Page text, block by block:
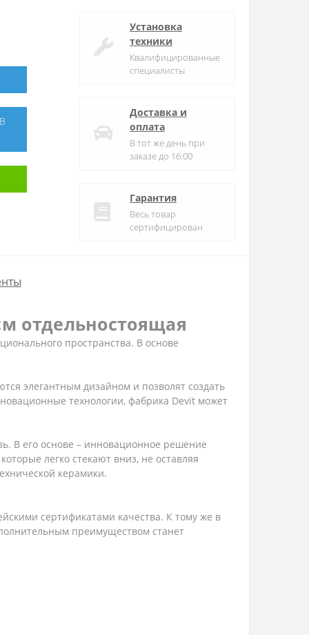
Установка
техники
Квалифицированные
специалисты
Доставка и
оплата
В тот же день при
заказе до 16:00
Гарантия
Весь товар
сертифицирован
отдельностоящая
пространства. В основе
элегантным дизайном и позволят создать
технологии, фабрика Devit может
В его основе – инновационное решение
легко стекают вниз, не оставляя
керамики.
сертификатами качества. К тому же в
преимуществом станет